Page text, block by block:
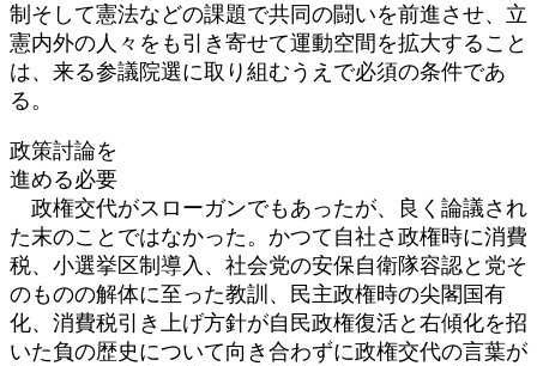
制そして憲法などの課題で共同の闘いを前進させ、立
憲内外の人々をも引き寄せて運動空間を拡大すること
は、来る参議院選に取り組むうえで必須の条件であ
る。
政策討論を
進める必要
政権交代がスローガンでもあったが、良く論議され
た末のことではなかった。かつて自社さ政権時に消費
税、小選挙区制導入、社会党の安保自衛隊容認と党そ
のものの解体に至った教訓、民主政権時の尖閣国有
化、消費税引き上げ方針が自民政権復活と右傾化を招
いた負の歴史について向き合わずに政権交代の言葉が